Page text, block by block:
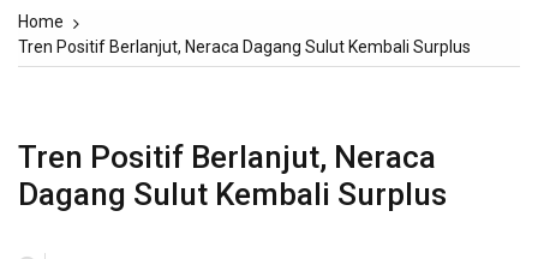
Home
Tren Positif Berlanjut, Neraca Dagang Sulut Kembali Surplus
Tren Positif Berlanjut, Neraca
Dagang Sulut Kembali Surplus